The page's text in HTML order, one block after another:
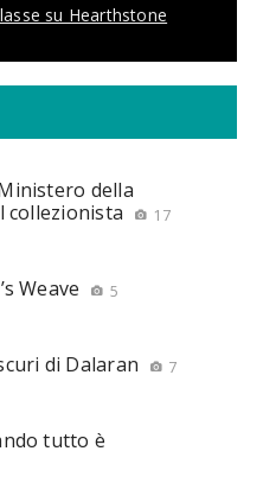
su Hearthstone
della
collezionista
17
Weave 5
di Dalaran 7
tutto è